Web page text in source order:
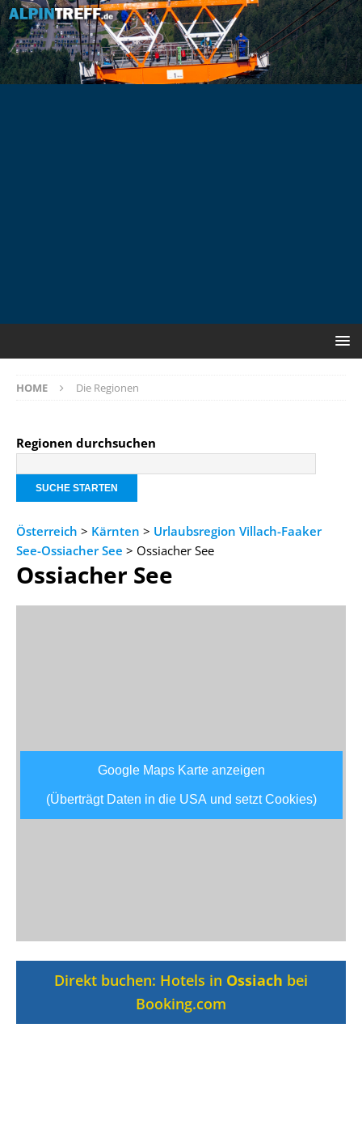
HOME Die Regionen
Regionen durchsuchen
Österreich > Kärnten > Urlaubsregion Villach-Faaker
See-Ossiacher See > Ossiacher See
Ossiacher See
Google Maps Karte anzeigen
(Überträgt Daten in die USA und setzt Cookies)
Direkt buchen: Hotels in Ossiach bei
Booking.com